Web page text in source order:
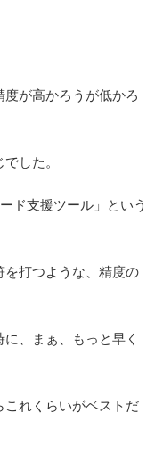
が高かろうが低かろ
した。
ド支援ツール」という
を打つような、精度の
、まぁ、もっと早く
これくらいがベストだ